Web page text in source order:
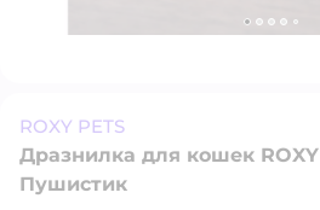
ROXY PETS
Дразнилка для кошек ROXY
Пушистик